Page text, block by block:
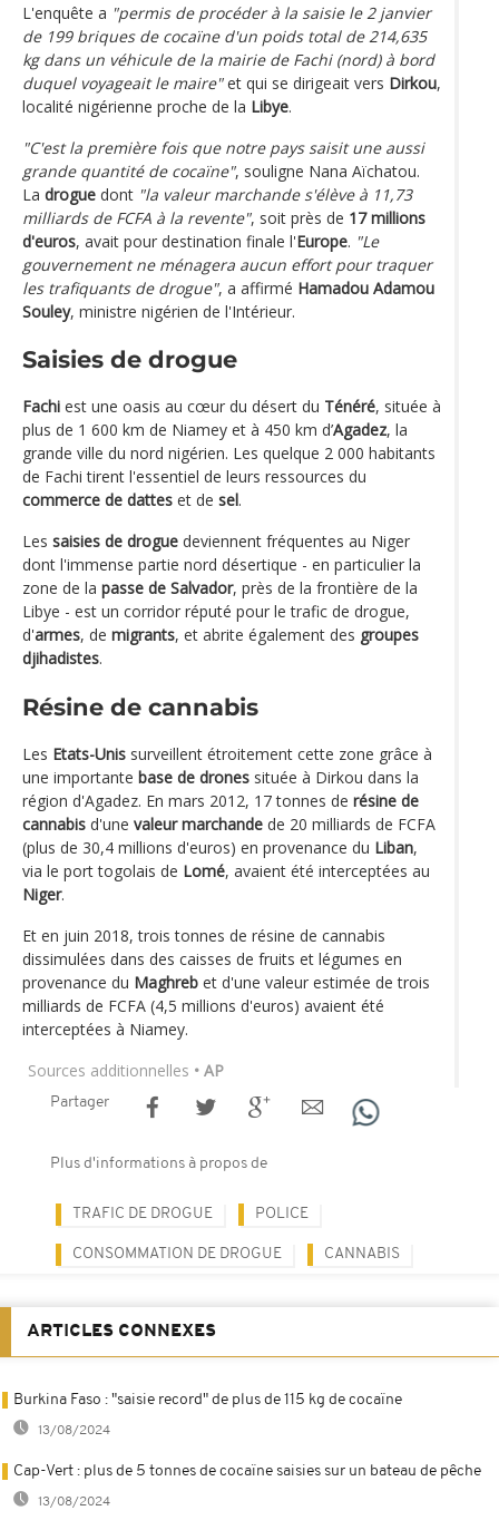
L'enquête a "permis de procéder à la saisie le 2 janvier
de 199 briques de cocaïne d'un poids total de 214,635
kg dans un véhicule de la mairie de Fachi (nord) à bord
duquel voyageait le maire"et qui se dirigeait vers Dirkou,
localité nigérienne proche de la Libye.
"C'est la première fois que notre pays saisit une aussi
grande quantité de cocaïne", souligne Nana Aïchatou.
La drogue dont "la valeur marchande s'élève à 11,73
milliards de FCFA à la revente", soit près de 17 millions
d'euros, avait pour destination finale l'Europe. "Le
gouvernement ne ménagera aucun effort pour traquer
les trafiquants de drogue", a affirmé Hamadou Adamou
Souley, ministre nigérien de l'Intérieur.
Saisies de drogue
Fachi est une oasis au cœur du désert du Ténéré, située à
plus de 1 600 km de Niamey et à 450 km d’Agadez, la
grande ville du nord nigérien. Les quelque 2 000 habitants
de Fachi tirent l'essentiel de leurs ressources du
commerce de dattes et de sel.
Les saisies de drogue deviennent fréquentes au Niger
dont l'immense partie nord désertique - en particulier la
zone de la passe de Salvador, près de la frontière de la
Libye - est un corridor réputé pour le trafic de drogue,
d'armes, de migrants, et abrite également des groupes
djihadistes.
Résine de cannabis
Les Etats-Unis surveillent étroitement cette zone grâce à
une importante base de drones située à Dirkou dans la
région d'Agadez. En mars 2012, 17 tonnes de résine de
cannabis d'une valeur marchande de 20 milliards de FCFA
(plus de 30,4 millions d'euros) en provenance du Liban,
via le port togolais de Lomé, avaient été interceptées au
Niger.
Et en juin 2018, trois tonnes de résine de cannabis
dissimulées dans des caisses de fruits et légumes en
provenance du Maghreb et d'une valeur estimée de trois
milliards de FCFA (4,5 millions d'euros) avaient été
interceptées à Niamey.
Sources additionnelles • AP
Partager
Plus d'informations à propos de
TRAFIC DE DROGUE POLICE
CONSOMMATION DE DROGUE CANNABIS
ARTICLES CONNEXES
Burkina Faso : "saisie record" de plus de 115 kg de cocaïne
13/08/2024
Cap-Vert : plus de 5 tonnes de cocaïne saisies sur un bateau de pêche
13/08/2024